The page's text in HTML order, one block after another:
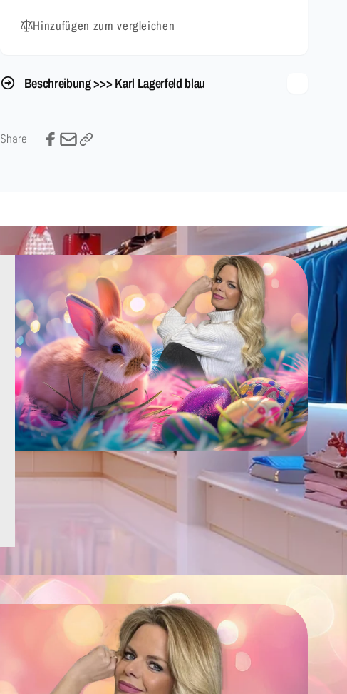
Hinzufügen zum vergleichen
Beschreibung >>> Karl Lagerfeld blau
Share